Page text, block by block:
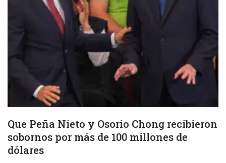
Que Peña Nieto y Osorio Chong recibieron
sobornos por más de 100 millones de
dólares